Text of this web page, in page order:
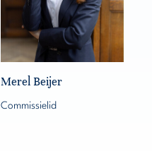
Merel Beijer
Commissielid